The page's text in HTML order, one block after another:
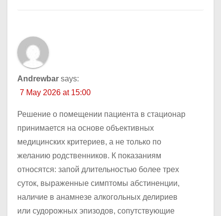
Andrewbar says:
7 May 2026 at 15:00
Решение о помещении пациента в стационар
принимается на основе объективных
медицинских критериев, а не только по
желанию родственников. К показаниям
относятся: запой длительностью более трех
суток, выраженные симптомы абстиненции,
наличие в анамнезе алкогольных делириев
или судорожных эпизодов, сопутствующие